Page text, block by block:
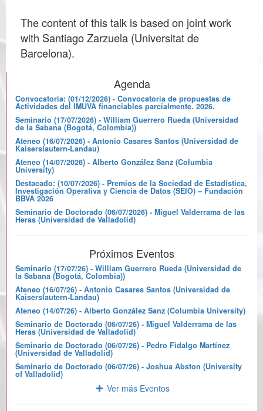
The content of this talk is based on joint work
with Santiago Zarzuela (Universitat de
Barcelona).
Agenda
Convocatoria: (01/12/2026) - Convocatoria de propuestas de
Actividades del IMUVA financiables parcialmente. 2026.
Seminario (17/07/2026) - William Guerrero Rueda (Universidad
de la Sabana (Bogotá, Colombia))
Ateneo (16/07/2026) - Antonio Casares Santos (Universidad de
Kaiserslautern-Landau)
Ateneo (14/07/2026) - Alberto González Sanz (Columbia
University)
Destacado: (10/07/2026) - Premios de la Sociedad de Estadística,
Investigación Operativa y Ciencia de Datos (SEIO) – Fundación
BBVA 2026
Seminario de Doctorado (06/07/2026) - Miguel Valderrama de las
Heras (Universidad de Valladolid)
Próximos Eventos
Seminario (17/07/26) - William Guerrero Rueda (Universidad de
la Sabana (Bogotá, Colombia))
Ateneo (16/07/26) - Antonio Casares Santos (Universidad de
Kaiserslautern-Landau)
Ateneo (14/07/26) - Alberto González Sanz (Columbia University)
Seminario de Doctorado (06/07/26) - Miguel Valderrama de las
Heras (Universidad de Valladolid)
Seminario de Doctorado (06/07/26) - Pedro Fidalgo Martínez
(Universidad de Valladolid)
Seminario de Doctorado (06/07/26) - Joshua Abston (University
of Valladolid)
Ver más Eventos